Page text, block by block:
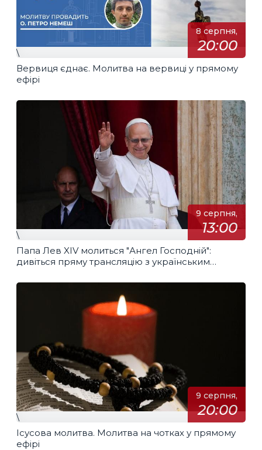
8 серпня,
20:00
\
Вервиця єднає. Молитва на вервиці у прямому
ефірі
9 серпня,
13:00
\
Папа Лев XIV молиться "Ангел Господній":
дивіться пряму трансляцію з українським
9 серпня,
20:00
\
Ісусова молитва. Молитва на чотках у прямому
ефірі